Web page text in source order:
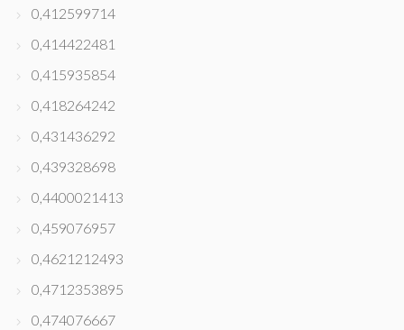
0,412599714
0,414422481
0,415935854
0,418264242
0,431436292
0,439328698
0,4400021413
0,459076957
0,4621212493
0,4712353895
0,474076667